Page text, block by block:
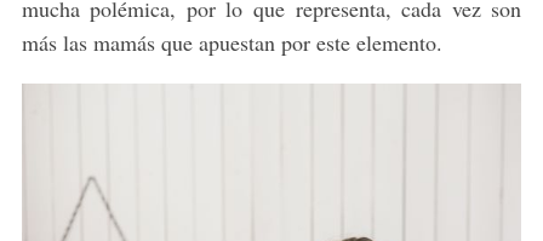
mucha polémica, por lo que representa, cada vez son
más las mamás que apuestan por este elemento.